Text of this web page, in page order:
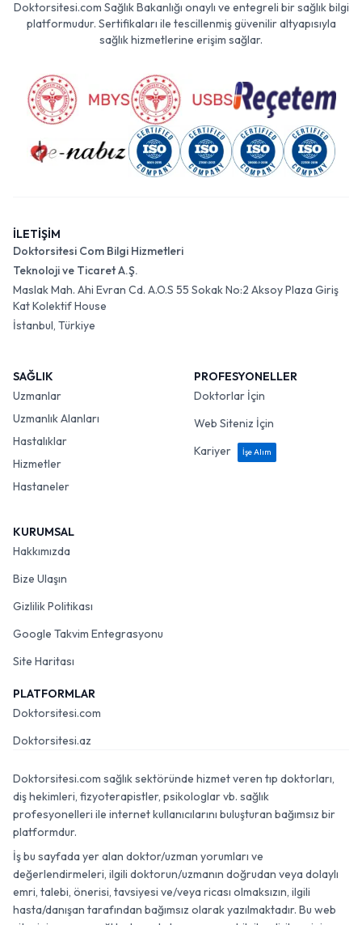
Doktorsitesi.com Sağlık Bakanlığı onaylı ve entegreli bir sağlık bilgi
platformudur. Sertifikaları ile tescillenmiş güvenilir altyapısıyla
sağlık hizmetlerine erişim sağlar.
İLETİŞİM
Doktorsitesi Com Bilgi Hizmetleri
Teknoloji ve Ticaret A.Ş.
Maslak Mah. Ahi Evran Cd. A.O.S 55 Sokak No:2 Aksoy Plaza Giriş
Kat Kolektif House
İstanbul, Türkiye
SAĞLIK
Uzmanlar
Uzmanlık Alanları
Hastalıklar
Hizmetler
Hastaneler
PROFESYONELLER
Doktorlar İçin
Web Siteniz İçin
Kariyer
İşe Alım
KURUMSAL
Hakkımızda
Bize Ulaşın
Gizlilik Politikası
Google Takvim Entegrasyonu
Site Haritası
PLATFORMLAR
Doktorsitesi.com
Doktorsitesi.az
Doktorsitesi.com sağlık sektöründe hizmet veren tıp doktorları,
diş hekimleri, fizyoterapistler, psikologlar vb. sağlık
profesyonelleri ile internet kullanıcılarını buluşturan bağımsız bir
platformdur.
İş bu sayfada yer alan doktor/uzman yorumları ve
değerlendirmeleri, ilgili doktorun/uzmanın doğrudan veya dolaylı
emri, talebi, önerisi, tavsiyesi ve/veya ricası olmaksızın, ilgili
hasta/danışan tarafından bağımsız olarak yazılmaktadır. Bu web